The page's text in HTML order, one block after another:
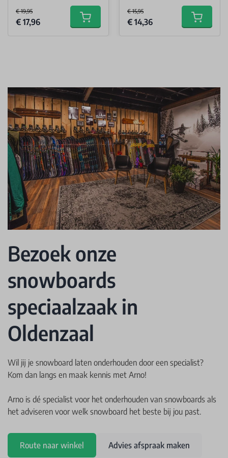
€ 19,95
Special Price
€ 17,96 Add to cart
€ 15,95
Special Price
€ 14,36 Add to
Bezoek onze
snowboards
speciaalzaak in
Oldenzaal
Wil jij je snowboard laten onderhouden door een specialist?
Kom dan langs en maak kennis met Arno!
Arno is dé specialist voor het onderhouden van snowboards als
het adviseren voor welk snowboard het beste bij jou past.
Route naar winkel Advies afspraak maken